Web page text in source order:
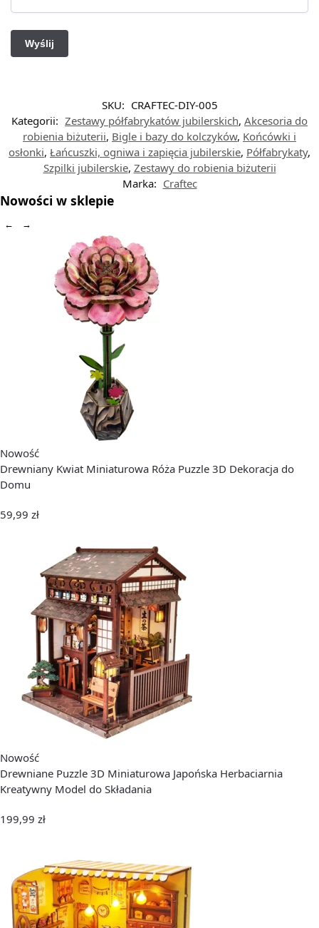
SKU: CRAFTEC-DIY-005
Kategorii: Zestawy półfabrykatów jubilerskich, Akcesoria do
robienia biżuterii, Bigle i bazy do kolczyków, Końcówki i
osłonki, Łańcuszki, ogniwa i zapięcia jubilerskie, Półfabrykaty,
Szpilki jubilerskie, Zestawy do robienia biżuterii
Marka: Craftec
Nowości w sklepie
← →
Nowość
Drewniany Kwiat Miniaturowa Róża Puzzle 3D Dekoracja do
Domu
59,99 zł
Nowość
Drewniane Puzzle 3D Miniaturowa Japońska Herbaciarnia
Kreatywny Model do Składania
199,99 zł